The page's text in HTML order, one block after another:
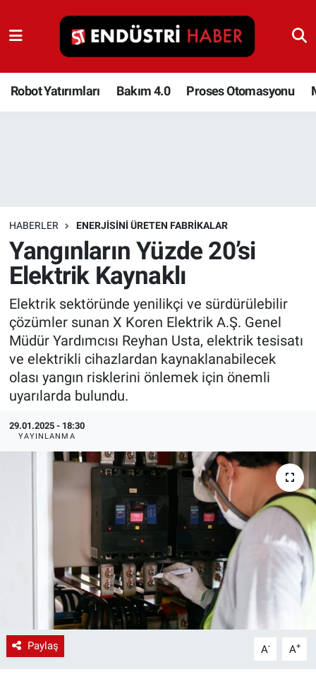
Robot Yatırımları Bakım 4.0 Proses Otomasyonu
HABERLER ENERJISINI ÜRETEN FABRIKALAR
Yangınların Yüzde 20’si
Elektrik Kaynaklı
Elektrik sektöründe yenilikçi ve sürdürülebilir
çözümler sunan X Koren Elektrik A.Ş. Genel
Müdür Yardımcısı Reyhan Usta, elektrik tesisatı
ve elektrikli cihazlardan kaynaklanabilecek
olası yangın risklerini önlemek için önemli
uyarılarda bulundu.
29.01.2025 - 18:30
YAYINLANMA
Paylaş A- A+
Robot Yatırımları
Bakım 4.0
Depolama Çözümleri
İnşaat ve Malzeme
HaberOrtak
EndüstriST
Enerjisini Üreten Fabrikalar
Ağır Sanayi Çözümleri